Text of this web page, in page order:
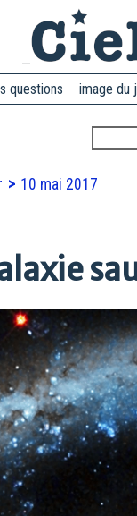
questions image du
10 mai 2017